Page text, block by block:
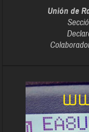
Unión de